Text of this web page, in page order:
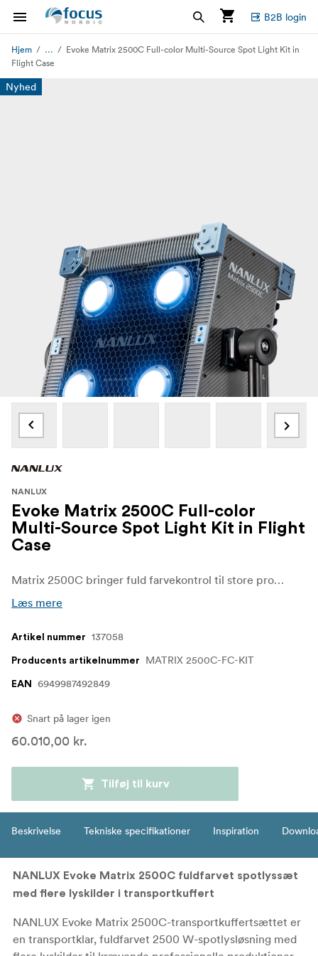
B2B login
Hjem ...
Evoke Matrix 2500C Full-color Multi-Source Spot Light Kit in
Flight Case
Nyhed
NANLUX
Evoke Matrix 2500C Full-color
Multi-Source Spot Light Kit in Flight
Case
Matrix 2500C bringer fuld farvekontrol til store produktions- og udlejningsmiljøer. Med en effekt på 2500 W, Nebula C8-farvemotor, et CCT-område fra 1000 K til 20.000 K, avancerede farvetilstande, IP66-kabinettet og den motoriserede Fresnel-linse er den et fleksibelt værktøj til film, reklamefilm, virtuel produktion og kraftfulde lysopsætninger, hvor både lysstyrke og kreativ kontrol er afgørende.
Læs mere
Artikel nummer 137058
Producents artikelnummer MATRIX 2500C-FC-KIT
EAN 6949987492849
Snart på lager igen
60.010,00 kr.
Tilføj til kurv
Beskrivelse Tekniske specifikationer Inspiration
NANLUX Evoke Matrix 2500C fuldfarvet spotlyssæt
med flere lyskilder i transportkuffert
NANLUX Evoke Matrix 2500C-transportkuffertsættet er
en transportklar, fuldfarvet 2500 W-spotlysløsning med